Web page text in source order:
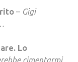
– Gigi
Lo
cimentarmi